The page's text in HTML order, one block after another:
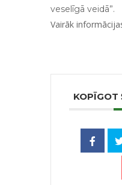
veselīgā veidā”.
Vairāk
KOPĪGOT